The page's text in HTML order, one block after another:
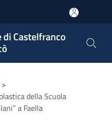
di Castelfranco
>
della Scuola
a Faella